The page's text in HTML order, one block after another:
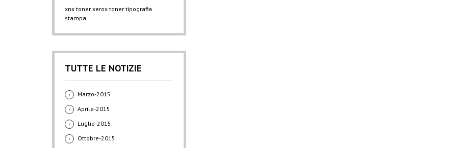
xnx toner xerox toner tipografia
stampa
TUTTE LE NOTIZIE
Marzo-2015
Aprile-2015
Luglio-2015
Ottobre-2015